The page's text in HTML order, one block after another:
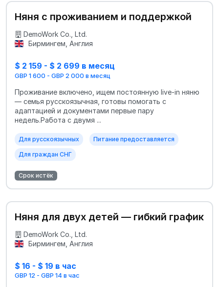
Няня с проживанием и поддержкой
DemoWork Co., Ltd.
Бирмингем, Англия
$ 2 159 - $ 2 699 в месяц
GBP 1 600 - GBP 2 000 в месяц
Проживание включено, ищем постоянную live-in няню
— семья русскоязычная, готовы помогать с
адаптацией и документами первые пару
недель.Работа с двумя ...
Для русскоязычных Питание предоставляется
Для граждан СНГ
Срок истёк
Няня для двух детей — гибкий график
DemoWork Co., Ltd.
Бирмингем, Англия
$ 16 - $ 19 в час
GBP 12 - GBP 14 в час